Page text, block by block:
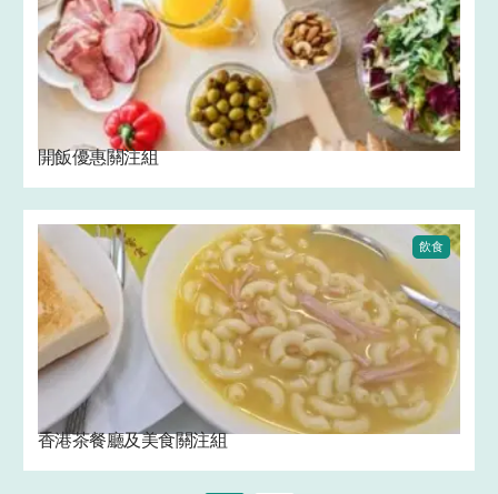
開飯優惠關注組
飲食
香港茶餐廳及美食關注組